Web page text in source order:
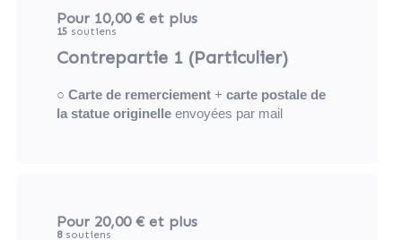
Pour 10,00 € et plus
15soutiens
Contrepartie 1 (Particulier)
○ Carte de remerciement+ carte postale de
la statue originelleenvoyées par mail
Pour 20,00 € et plus
8soutiens